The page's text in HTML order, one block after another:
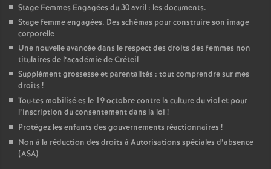
Stage Femmes Engagées du 30 avril : les documents.
Stage femme engagées. Des schémas pour construire son image
corporelle
Une nouvelle avancée dans le respect des droits des femmes non
titulaires de l’académie de Créteil
Supplément grossesse et parentalités : tout comprendre sur mes
droits !
Tou·tes mobilisé·es le 19 octobre contre la culture du viol et pour
l’inscription du consentement dans la loi !
Protégez les enfants des gouvernements réactionnaires !
Non à la réduction des droits à Autorisations spéciales d’absence
(ASA)